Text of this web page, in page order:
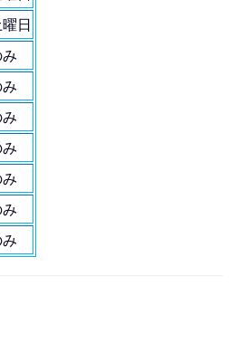
日